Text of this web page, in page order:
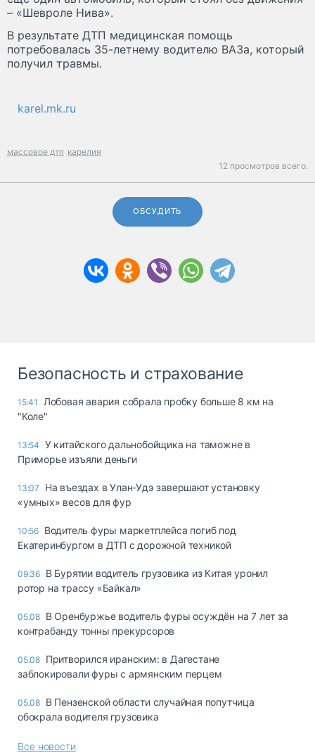
– «Шевроле Нива».
В результате ДТП медицинская помощь
потребовалась 35-летнему водителю ВАЗа, который
получил травмы.
karel.mk.ru
массовое дтп карелия
12 просмотров всего.
ОБСУДИТЬ
Безопасность и страхование
15:41
Лобовая авария собрала пробку больше 8 км на
"Коле"
13:54 У китайского дальнобойщика на таможне в
Приморье изъяли деньги
13:07
Ha въeздax в Улaн-Удэ зaвepшaют ycтaнoвкy
«yмныx» вecoв для фyp
10:56 Водитель фуры маркетплейса погиб под
Екатеринбургом в ДТП с дорожной техникой
09:36 В Бурятии водитель грузовика из Китая уронил
ротор на трассу «Байкал»
05.08 В Оренбуржье водитель фуры осуждён на 7 лет за
контрабанду тонны прекурсоров
05.08 Притворился иранским: в Дагестане
заблокировали фуры с армянским перцем
05.08 В Пензенской области случайная попутчица
обокрала водителя грузовика
Все новости